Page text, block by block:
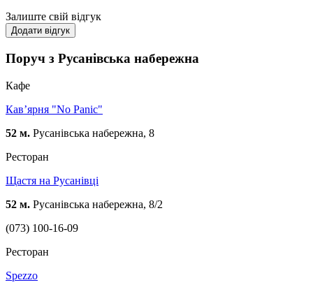
Залиште свій відгук
Додати відгук
Поруч з Русанівська набережна
Кафе
Кав’ярня "No Panic"
52 м. Русанівська набережна, 8
Ресторан
Щастя на Русанівці
52 м. Русанівська набережна, 8/2
(073) 100-16-09
Ресторан
Spezzo